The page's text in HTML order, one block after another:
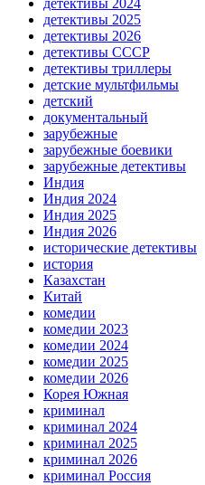
детективы 2024
детективы 2025
детективы 2026
детективы СССР
детективы триллеры
детские мультфильмы
детский
документальный
зарубежные
зарубежные боевики
зарубежные детективы
Индия
Индия 2024
Индия 2025
Индия 2026
исторические детективы
история
Казахстан
Китай
комедии
комедии 2023
комедии 2024
комедии 2025
комедии 2026
Корея Южная
криминал
криминал 2024
криминал 2025
криминал 2026
криминал Россия